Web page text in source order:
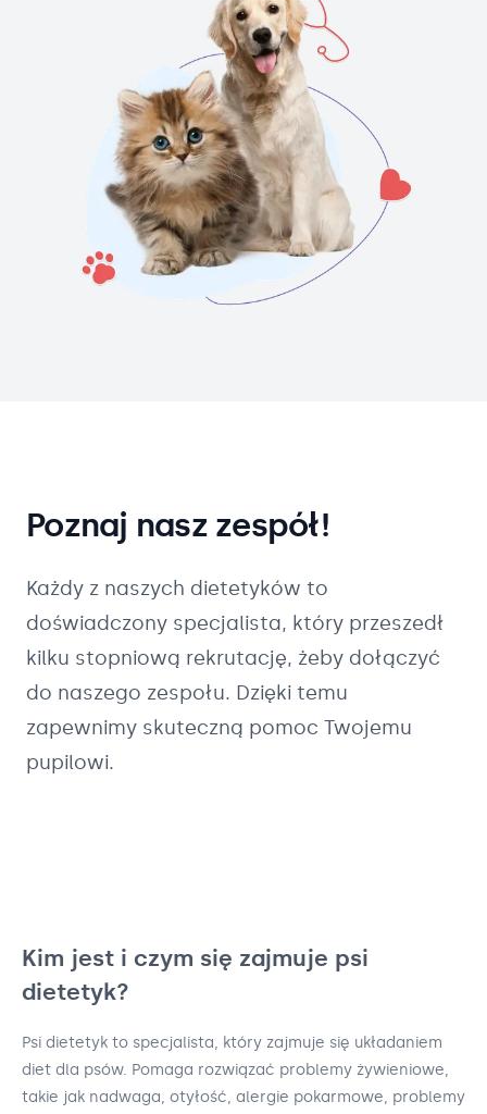
Poznaj nasz zespół!
Każdy z naszych dietetyków to
doświadczony specjalista, który przeszedł
kilku stopniową rekrutację, żeby dołączyć
do naszego zespołu. Dzięki temu
zapewnimy skuteczną pomoc Twojemu
pupilowi.
Kim jest i czym się zajmuje psi
dietetyk?
Psi dietetyk to specjalista, który zajmuje się układaniem
diet dla psów. Pomaga rozwiązać problemy żywieniowe,
takie jak nadwaga, otyłość, alergie pokarmowe, problemy